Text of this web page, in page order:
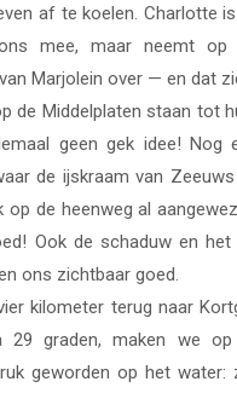
af te koelen. Charlotte
mee, maar neemt op
Marjolein over — en dat
de Middelplaten staan tot
geen gek idee! Nog
de ijskraam van
op de heenweg al
Ook de schaduw en
ons zichtbaar goed.
kilometer terug naar
29 graden, maken we
geworden op het water: